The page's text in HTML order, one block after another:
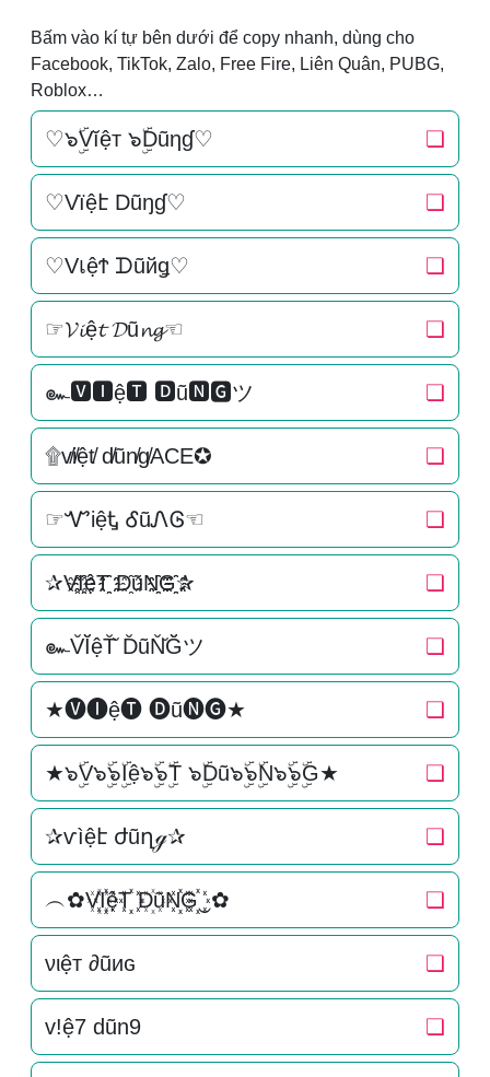
Bấm vào kí tự bên dưới để copy nhanh, dùng cho
Facebook, TikTok, Zalo, Free Fire, Liên Quân, PUBG,
Roblox…
♡๖ۣۜVĭệт ๖ۣۜDũηɠ♡ ❏
♡Vїệէ Dũŋɠ♡ ❏
♡VเệϮ ᗪũйǥ♡ ❏
☞𝓥𝓲ệ𝓽 𝓓ũ𝓷𝓰☜ ❏
๛🆅🅸ệ🆃 🅳ũ🅽🅶ツ ❏
۩v̸i̸ệt̸ d̸ũn̸g̸ACE✪ ❏
☞ᏉiệᎿ ᎴũᏁᎶ☜ ❏
✰V҈I҈҈ệT҈҈ D҈ũN҈҈G҈҈✰ ❏
๛V̆Ĭ̆ệT̆̆ D̆ũN̆̆Ğ̆ツ ❏
★🅥🅘ệ🅣 🅓ũ🅝🅖★ ❏
★๖ۣۜV๖ۣۜ๖ۣۜIệ๖ۣۜ๖ۣۜT ๖ۣۜDũ๖ۣۜ๖ۣۜN๖ۣۜ๖ۣۜG★ ❏
✰ѵìệէ ժũղℊ✰ ❏
︵✿V꙰I꙰꙰ệT꙰꙰ D꙰ũN꙰꙰G꙰꙰‿✿ ❏
νιệт ∂ũиɢ ❏
v!ệ7 dũn9 ❏